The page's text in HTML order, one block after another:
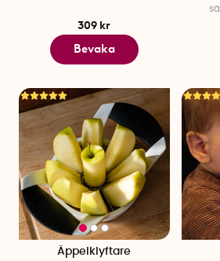
309 kr
Bevaka
Äppelklyftare